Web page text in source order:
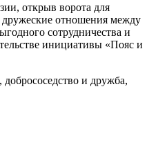
открыв ворота для
дружеские отношения между
сотрудничества и
инициативы «Пояс и
и дружба,